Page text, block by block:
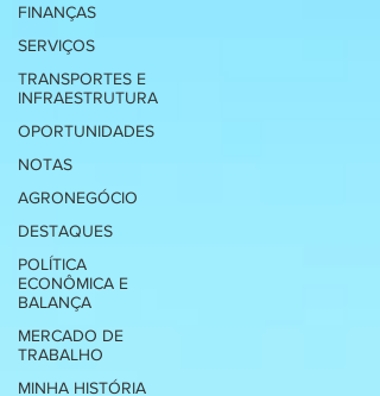
FINANÇAS
SERVIÇOS
TRANSPORTES E
INFRAESTRUTURA
OPORTUNIDADES
NOTAS
AGRONEGÓCIO
DESTAQUES
POLÍTICA
ECONÔMICA E
BALANÇA
MERCADO DE
TRABALHO
MINHA HISTÓRIA